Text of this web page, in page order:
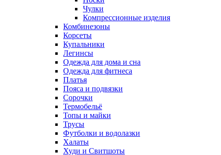
Чулки
Компрессионные изделия
Комбинезоны
Корсеты
Купальники
Легинсы
Одежда для дома и сна
Одежда для фитнеса
Платья
Пояса и подвязки
Сорочки
Термобельё
Топы и майки
Трусы
Футболки и водолазки
Халаты
Худи и Свитшоты